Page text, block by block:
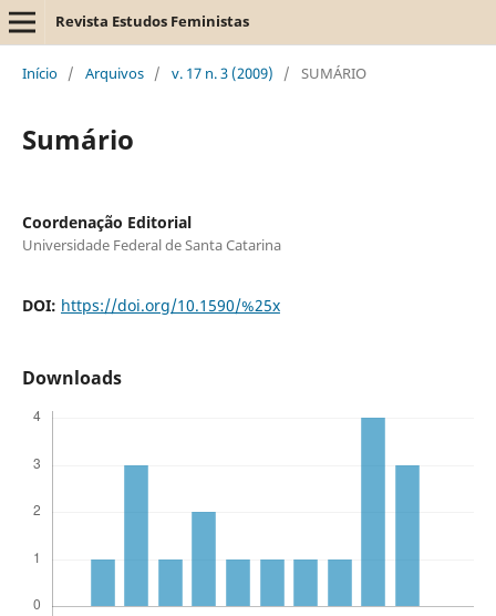
Revista Estudos Feministas
Início / Arquivos / v. 17 n. 3 (2009) / SUMÁRIO
Sumário
Coordenação Editorial
Universidade Federal de Santa Catarina
DOI: https://doi.org/10.1590/%25x
Downloads